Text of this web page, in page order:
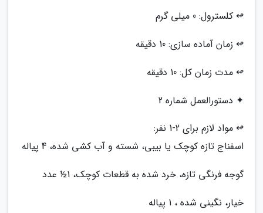
↫ کلسترول: 0 میلی گرم
↫ زمان آماده سازی: 10 دقیقه
↫ مدت زمان کل: 10 دقیقه
✦ دستورالعمل شماره 2
↫ مواد لازم برای 2-1 نفر:
اسفناج تازه کوچک یا بیبی، شسته و آب کشی شده، 4 پیاله
گوجه فرنگی تازه، خرد شده به قطعات کوچک، 1½ عدد
خیار، نگینی شده ، 1 پیاله